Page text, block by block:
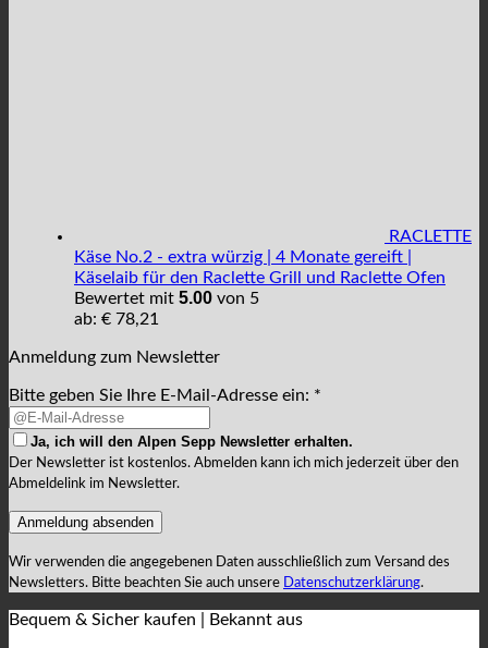
RACLETTE
Käse No.2 - extra würzig | 4 Monate gereift |
Käselaib für den Raclette Grill und Raclette Ofen
Bewertet mit 5.00 von 5
ab: € 78,21
Anmeldung zum Newsletter
Bitte geben Sie Ihre E-Mail-Adresse ein: *
Ja, ich will den Alpen Sepp Newsletter erhalten.
Der Newsletter ist kostenlos. Abmelden kann ich mich jederzeit über den
Abmeldelink im Newsletter.
Wir verwenden die angegebenen Daten ausschließlich zum Versand des
Newsletters. Bitte beachten Sie auch unsere
Datenschutzerklärung.
Bequem & Sicher kaufen | Bekannt aus